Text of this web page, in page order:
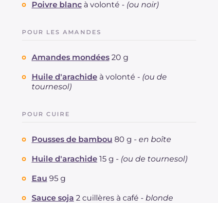
Poivre blanc à volonté - (ou noir)
POUR LES AMANDES
Amandes mondées 20 g
Huile d'arachide à volonté - (ou de
tournesol)
POUR CUIRE
Pousses de bambou 80 g - en boîte
Huile d'arachide 15 g - (ou de tournesol)
Eau 95 g
Sauce soja 2 cuillères à café - blonde